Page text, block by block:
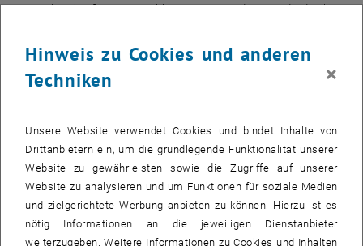
Heuristiken, häufig intuitive Abkürzungen. Aus diesen individuellen
identifiziert und zugunsten des gesamten Unternehmens genutzt
werden. Umgekehrt sollten aus strategischen Entscheidungen auf
Unternehmensebene konkrete Entscheidungshilfen für die einzelnen
Simple Rules auch in turbulenten Zeiten gesichert.
Simple Rules verbinden Unternehmensstrategie mit
individuellen Entscheidungen
Simple Rules müssen konkret, eng formuliert, zeitgemäß und
sinnvoll sein.Im Gegensatz zu abstrakten Leitlinien, endlosen
Hinweis zu Cookies und anderen
Techniken
×
Unsere Website verwendet Cookies und bindet Inhalte von
Drittanbietern ein, um die grundlegende Funktionalität unserer
Website zu gewährleisten sowie die Zugriffe auf unserer
Website zu analysieren und um Funktionen für soziale Medien
und zielgerichtete Werbung anbieten zu können. Hierzu ist es
nötig Informationen an die jeweiligen Dienstanbieter
weiterzugeben. Weitere Informationen zu Cookies und Inhalten